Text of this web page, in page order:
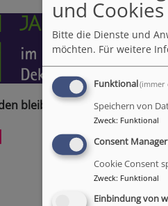
bleiben?Laden Sie sich die
und Cookies
Bitte die Dienste und
möchten. Für weitere
Funktional(immer
Speichern von
Zweck: Funktional
Consent Manager
Cookie Consent
Zweck: Funktional
Einbindung von